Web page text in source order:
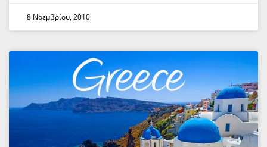
8 Νοεμβρίου, 2010